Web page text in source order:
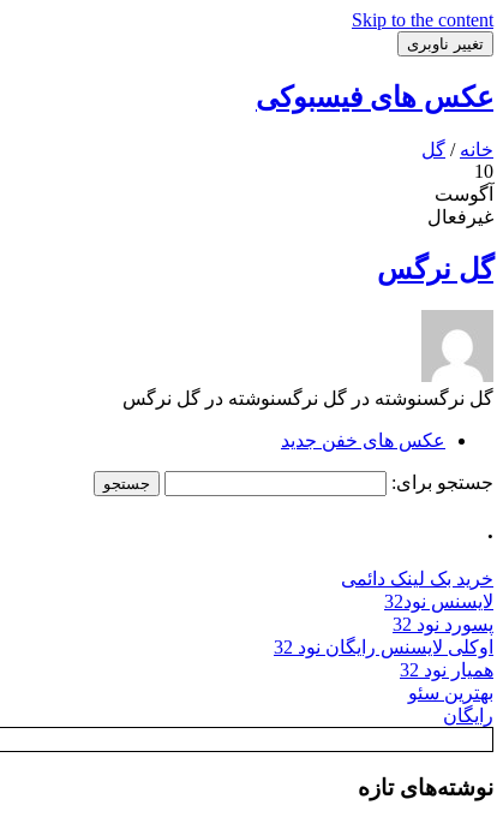
Skip to the content
تغییر ناوبری
عکس های فیسبوکی
خانه / گل
10
آگوست
غیرفعال
گل نرگس
گل نرگسنوشته در گل نرگسنوشته در گل نرگس
عکس های خفن جدید
جستجو برای:
.
خرید بک لینک دائمی
لایسنس نود32
پسورد نود 32
اوکلی لایسنس رایگان نود 32
همیار نود 32
بهترین سئو
رایگان
نوشته‌های تازه